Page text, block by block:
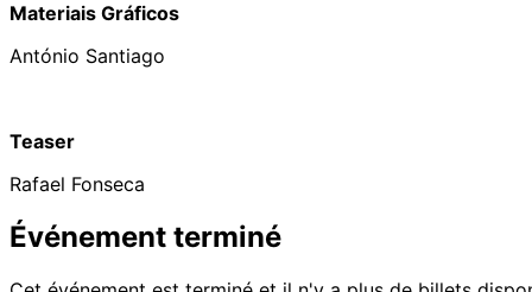
Materiais Gráficos
António Santiago
Teaser
Rafael Fonseca
Événement terminé